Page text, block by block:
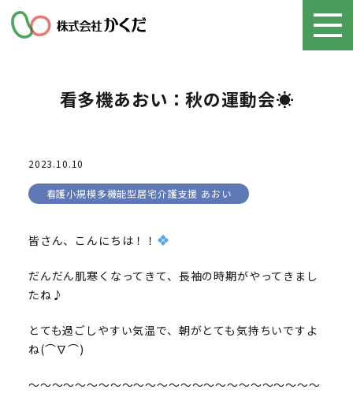
看多機あおい：秋の運動会☀
2023.10.10
看護小規模多機能型居宅介護支援 あおい
皆さん、こんにちは！！
だんだん肌寒くなってきて、長袖の時期がやってきまし
たね♪
とても過ごしやすい気温で、朝がとても気持ちいですよ
ね(⌒∇⌒)
～～～～～～～～～～～～～～～～～～～～～～～～～